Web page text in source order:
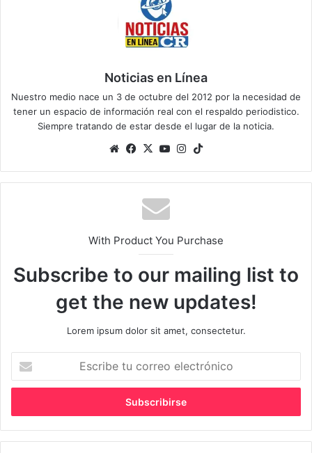
Noticias en Línea
Nuestro medio nace un 3 de octubre del 2012 por la necesidad de
tener un espacio de información real con el respaldo periodistico.
Siempre tratando de estar desde el lugar de la noticia.
SitioFacebook
X YouTubeInstagram
With Product You Purchase
Subscribe to our mailing list to
get the new updates!
Lorem ipsum dolor sit amet, consectetur.
correo